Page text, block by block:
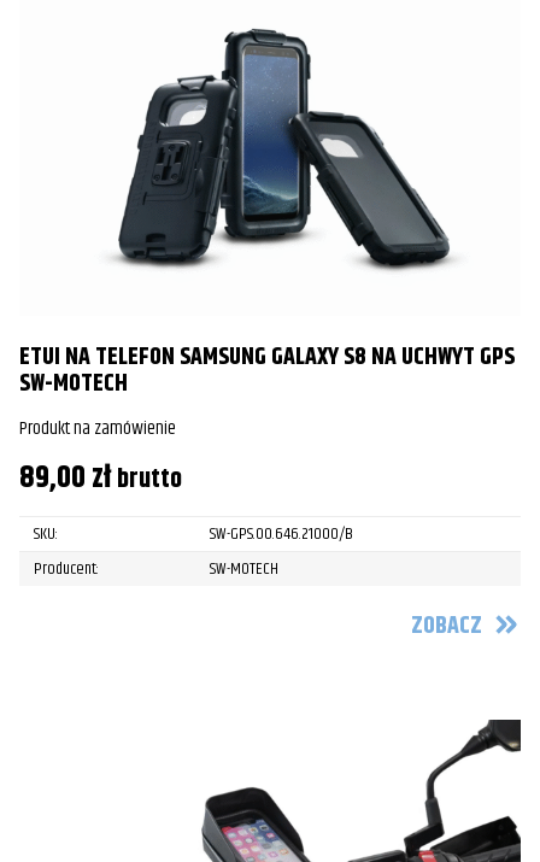
ETUI NA TELEFON SAMSUNG GALAXY S8 NA UCHWYT GPS
SW-MOTECH
Produkt na zamówienie
89,00złbrutto
SKU:
SW-GPS.00.646.21000/B
Producent:
SW-MOTECH
ZOBACZ